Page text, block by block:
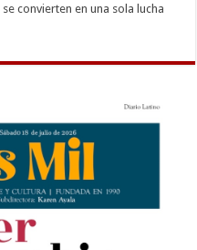
convierten en una sola lucha